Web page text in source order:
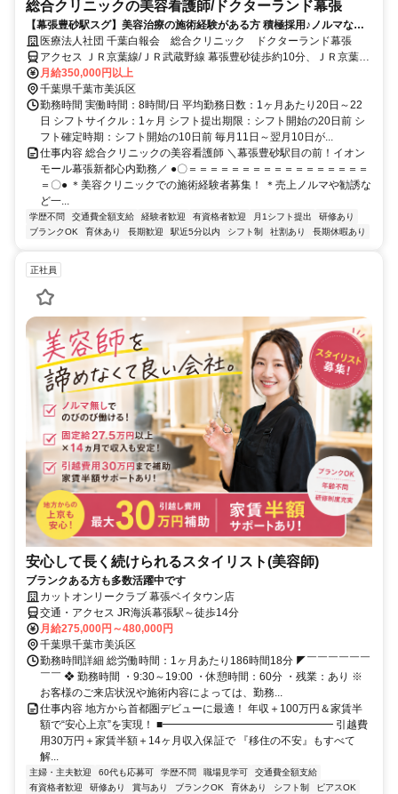
総合クリニックの美容看護師/ドクターランド幕張
【幕張豊砂駅スグ】美容治療の施術経験がある方 積極採用♪ノルマな
し・日勤のみ★准看護師もOK★面接1回のみ！
医療法人社団 千葉白報会 総合クリニック ドクターランド幕張
アクセス ＪＲ京葉線/ＪＲ武蔵野線 幕張豊砂徒歩約10分、ＪＲ京葉線/
ＪＲ武蔵野線 海浜幕張北口(中央口)徒歩約15分 「幕張豊砂駅」目の
前
月給350,000円以上
千葉県千葉市美浜区
勤務時間 実働時間：8時間/日 平均勤務日数：1ヶ月あたり20日～22
日 シフトサイクル：1ヶ月 シフト提出期限：シフト開始の20日前 シ
フト確定時期：シフト開始の10日前 毎月11日～翌月10日が...
仕事内容 総合クリニックの美容看護師 ＼幕張豊砂駅目の前！イオン
モール幕張新都心内勤務／ ●〇＝＝＝＝＝＝＝＝＝＝＝＝＝＝＝＝＝
＝〇● ＊美容クリニックでの施術経験者募集！ ＊売上ノルマや勧誘な
ど一...
学歴不問 交通費全額支給 経験者歓迎 有資格者歓迎 月1シフト提出
研修あり
ブランクOK
育休あり 長期歓迎 駅近5分以内 シフト制 社割あり 長期休暇あり
正社員
安心して長く続けられるスタイリスト(美容師)
ブランクある方も多数活躍中です
カットオンリークラブ 幕張ベイタウン店
交通・アクセス JR海浜幕張駅～徒歩14分
月給275,000円～480,000円
千葉県千葉市美浜区
勤務時間詳細 総労働時間：1ヶ月あたり186時間18分 ◤￣￣￣￣￣￣
￣￣ ❖ 勤務時間 ・9:30～19:00 ・休憩時間：60分 ・残業：あり ※
お客様のご来店状況や施術内容によっては、勤務...
仕事内容 地方から首都圏デビューに最適！ 年収＋100万円＆家賃半
額で“安心上京”を実現！ ■━━━━━━━━━━━━━━━━ 引越費
用30万円＋家賃半額＋14ヶ月収入保証で 『移住の不安』もすべて
解...
主婦・主夫歓迎 60代も応募可 学歴不問 職場見学可
交通費全額支給
有資格者歓迎
研修あり 賞与あり ブランクOK 育休あり シフト制
ピアスOK